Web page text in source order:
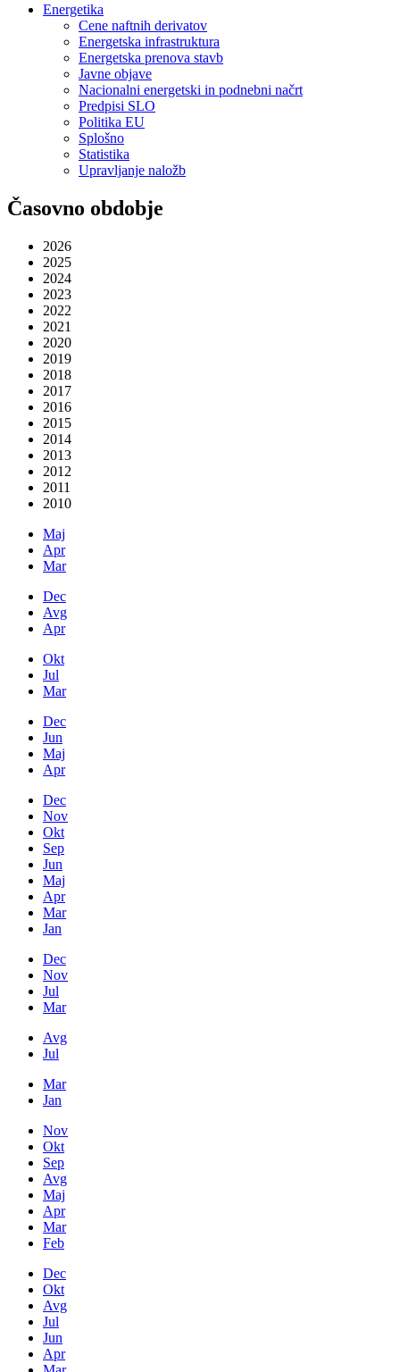
Energetika
Cene naftnih derivatov
Energetska infrastruktura
Energetska prenova stavb
Javne objave
Nacionalni energetski in podnebni načrt
Predpisi SLO
Politika EU
Splošno
Statistika
Upravljanje naložb
Časovno obdobje
2026
2025
2024
2023
2022
2021
2020
2019
2018
2017
2016
2015
2014
2013
2012
2011
2010
Maj
Apr
Mar
Dec
Avg
Apr
Okt
Jul
Mar
Dec
Jun
Maj
Apr
Dec
Nov
Okt
Sep
Jun
Maj
Apr
Mar
Jan
Dec
Nov
Jul
Mar
Avg
Jul
Mar
Jan
Nov
Okt
Sep
Avg
Maj
Apr
Mar
Feb
Dec
Okt
Avg
Jul
Jun
Apr